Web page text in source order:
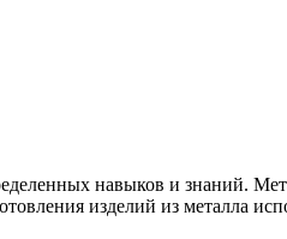
навыков и знаний.
изделий из металла